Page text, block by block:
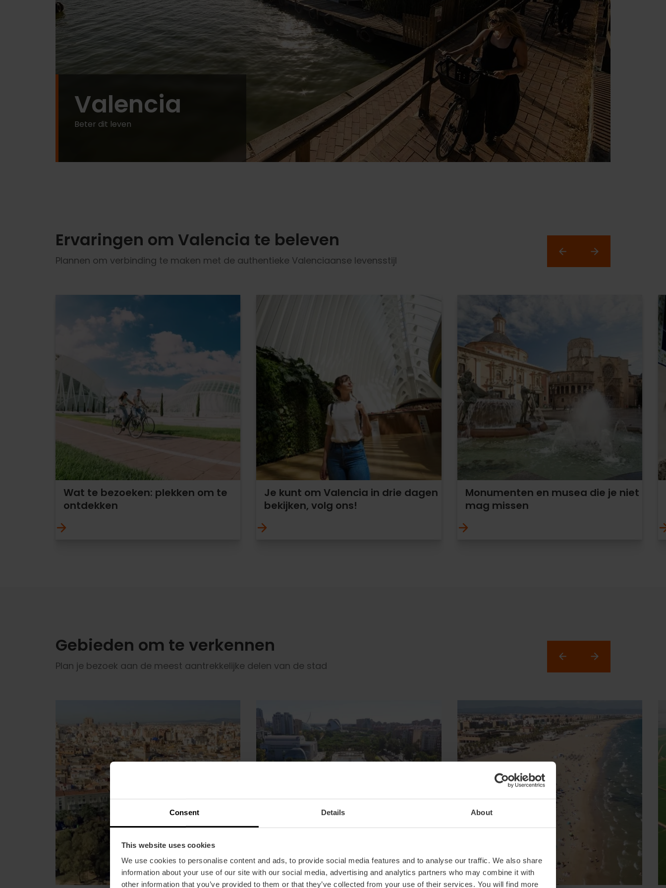
Consent Details About
This website uses cookies
We use cookies to personalise content and ads, to provide social media features and to analyse our traffic. We also share
information about your use of our site with our social media, advertising and analytics partners who may combine it with
other information that you’ve provided to them or that they’ve collected from your use of their services. You will find more
Valencia
Beter dit leven
Ervaringen om Valencia te beleven
Plannen om verbinding te maken met de authentieke Valenciaanse levensstijl
Wat te bezoeken: plekken om te
ontdekken
Je kunt om Valencia in drie dagen
bekijken, volg ons!
Monumenten en musea die je niet
mag missen
Gebieden om te verkennen
Plan je bezoek aan de meest aantrekkelijke delen van de stad